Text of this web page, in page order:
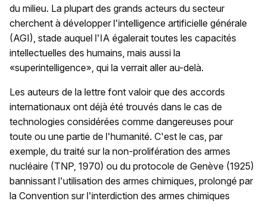
du milieu. La plupart des grands acteurs du secteur
cherchent à développer l'intelligence artificielle générale
(AGI), stade auquel l'IA égalerait toutes les capacités
intellectuelles des humains, mais aussi la
«superintelligence», qui la verrait aller au-delà.
Les auteurs de la lettre font valoir que des accords
internationaux ont déjà été trouvés dans le cas de
technologies considérées comme dangereuses pour
toute ou une partie de l'humanité. C'est le cas, par
exemple, du traité sur la non-prolifération des armes
nucléaire (TNP, 1970) ou du protocole de Genève (1925)
bannissant l'utilisation des armes chimiques, prolongé par
la Convention sur l'interdiction des armes chimiques